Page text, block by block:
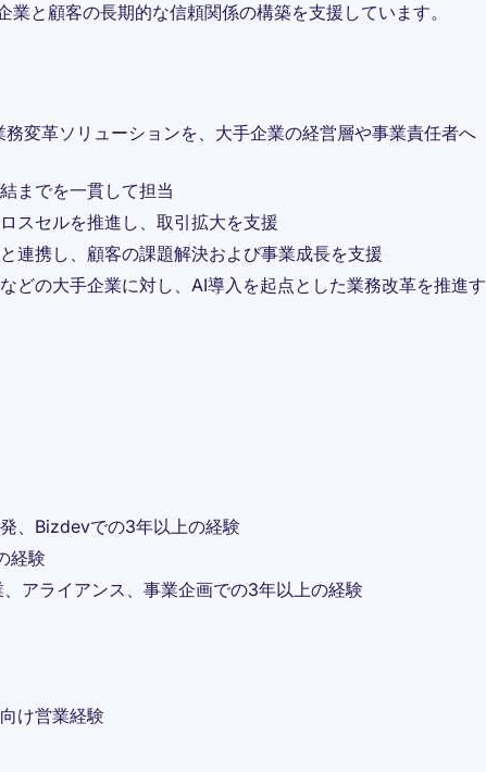
と顧客の長期的な信頼関係の構築を支援しています。
変革ソリューションを、大手企業の経営層や事業責任者へ
までを一貫して担当
スセルを推進し、取引拡大を支援
連携し、顧客の課題解決および事業成長を支援
どの大手企業に対し、AI導入を起点とした業務改革を推進す
、Bizdevでの3年以上の経験
経験
アライアンス、事業企画での3年以上の経験
け営業経験